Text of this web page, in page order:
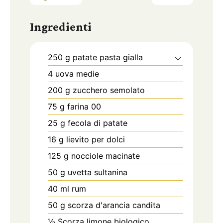
Ingredienti
250 g patate pasta gialla
4 uova medie
200 g zucchero semolato
75 g farina 00
25 g fecola di patate
16 g lievito per dolci
125 g nocciole macinate
50 g uvetta sultanina
40 ml rum
50 g scorza d'arancia candita